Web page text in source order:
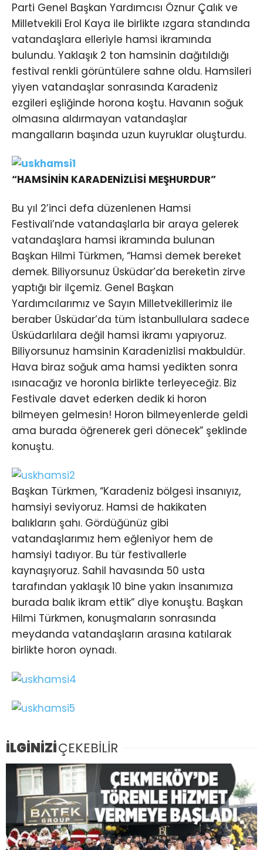
Parti Genel Başkan Yardımcısı Öznur Çalık ve
Milletvekili Erol Kaya ile birlikte ızgara standında
vatandaşlara elleriyle hamsi ikramında
bulundu. Yaklaşık 2 ton hamsinin dağıtıldığı
festival renkli görüntülere sahne oldu. Hamsileri
yiyen vatandaşlar sonrasında Karadeniz
ezgileri eşliğinde horona koştu. Havanın soğuk
olmasına aldırmayan vatandaşlar
mangalların başında uzun kuyruklar oluşturdu.
“HAMSİNİN KARADENİZLİSİ MEŞHURDUR”
Bu yıl 2’inci defa düzenlenen Hamsi
Festivali’nde vatandaşlarla bir araya gelerek
vatandaşlara hamsi ikramında bulunan
Başkan Hilmi Türkmen, “Hamsi demek bereket
demek. Biliyorsunuz Üsküdar’da bereketin zirve
yaptığı bir ilçemiz. Genel Başkan
Yardımcılarımız ve Sayın Milletvekillerimiz ile
beraber Üsküdar’da tüm İstanbullulara sadece
Üsküdarlılara değil hamsi ikramı yapıyoruz.
Biliyorsunuz hamsinin Karadenizlisi makbuldür.
Hava biraz soğuk ama hamsi yedikten sonra
ısınacağız ve horonla birlikte terleyeceğiz. Biz
Festivale davet ederken dedik ki horon
bilmeyen gelmesin! Horon bilmeyenlerde geldi
ama burada öğrenerek geri dönecek” şeklinde
konuştu.
Başkan Türkmen, “Karadeniz bölgesi insanıyız,
hamsiyi seviyoruz. Hamsi de hakikaten
balıkların şahı. Gördüğünüz gibi
vatandaşlarımız hem eğleniyor hem de
hamsiyi tadıyor. Bu tür festivallerle
kaynaşıyoruz. Sahil havasında 50 usta
tarafından yaklaşık 10 bine yakın insanımıza
burada balık ikram ettik” diye konuştu. Başkan
Hilmi Türkmen, konuşmaların sonrasında
meydanda vatandaşların arasına katılarak
birlikte horon oynadı.
İLGİNİZİÇEKEBİLİR